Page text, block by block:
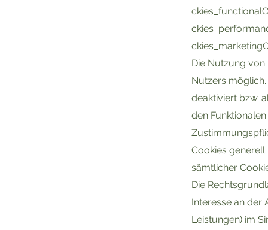
Die Nutzung
Nutzers
deaktiviert bzw.
den
Cookies
sämtlicher
Die
Interesse an der
Leistungen) im